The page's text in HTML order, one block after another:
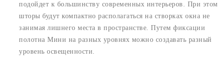
подойдет к большинству современных интерьеров. При этом
шторы будут компактно располагаться на створках окна не
занимая лишнего места в пространстве. Путем фиксации
полотна Мини на разных уровнях можно создавать разный
уровень освещенности.